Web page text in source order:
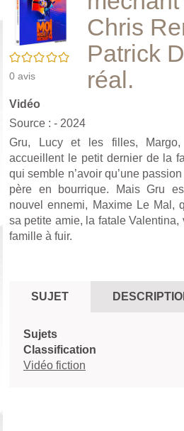
/5
0 avis
Chris
Patrick
réal.
Vidéo
Source : - 2024
Gru, Lucy et les filles,
accueillent le petit dernier de la
qui semble n’avoir qu’une
père en bourrique. Mais Gru
nouvel ennemi, Maxime Le Mal,
sa petite amie, la fatale Valentina,
famille à fuir.
SUJET
Sujets
Classification
Vidéo fiction